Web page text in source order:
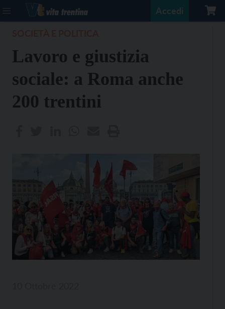
Accedi
Lavoro e giustizia
sociale: a Roma anche
200 trentini